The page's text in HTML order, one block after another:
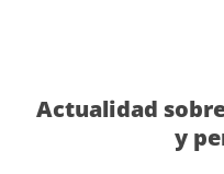
Actualidad
y